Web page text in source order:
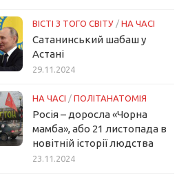
ВІСТІ З ТОГО СВІТУ / НА ЧАСІ
Сатанинський шабаш у
Астані
29.11.2024
НА ЧАСІ / ПОЛІТАНАТОМІЯ
Росія – доросла «Чорна
мамба», або 21 листопада в
новітній історії людства
23.11.2024